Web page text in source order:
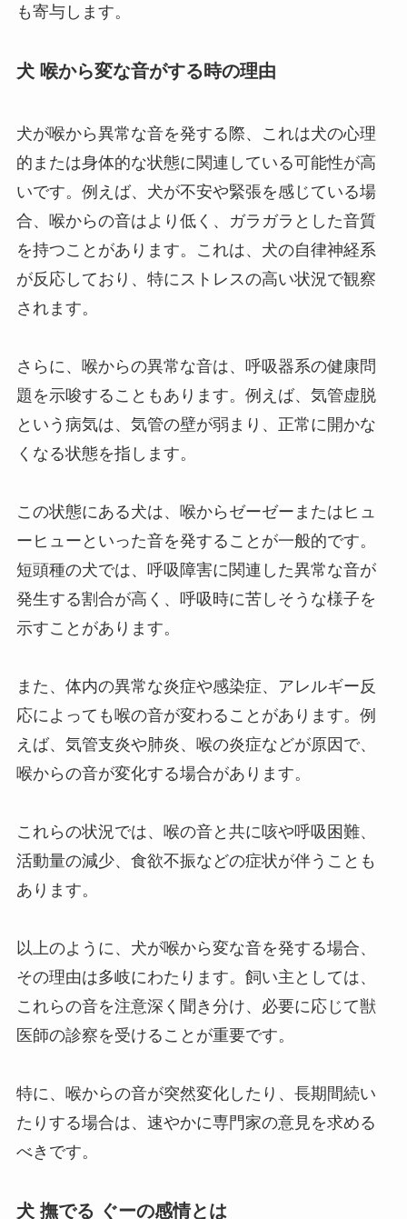
も寄与します。
犬 喉から変な音がする時の理由
犬が喉から異常な音を発する際、これは犬の心理
的または身体的な状態に関連している可能性が高
いです。例えば、犬が不安や緊張を感じている場
合、喉からの音はより低く、ガラガラとした音質
を持つことがあります。これは、犬の自律神経系
が反応しており、特にストレスの高い状況で観察
されます。
さらに、喉からの異常な音は、呼吸器系の健康問
題を示唆することもあります。例えば、気管虚脱
という病気は、気管の壁が弱まり、正常に開かな
くなる状態を指します。
この状態にある犬は、喉からゼーゼーまたはヒュ
ーヒューといった音を発することが一般的です。
短頭種の犬では、呼吸障害に関連した異常な音が
発生する割合が高く、呼吸時に苦しそうな様子を
示すことがあります。
また、体内の異常な炎症や感染症、アレルギー反
応によっても喉の音が変わることがあります。例
えば、気管支炎や肺炎、喉の炎症などが原因で、
喉からの音が変化する場合があります。
これらの状況では、喉の音と共に咳や呼吸困難、
活動量の減少、食欲不振などの症状が伴うことも
あります。
以上のように、犬が喉から変な音を発する場合、
その理由は多岐にわたります。飼い主としては、
これらの音を注意深く聞き分け、必要に応じて獣
医師の診察を受けることが重要です。
特に、喉からの音が突然変化したり、長期間続い
たりする場合は、速やかに専門家の意見を求める
べきです。
犬 撫でる ぐーの感情とは